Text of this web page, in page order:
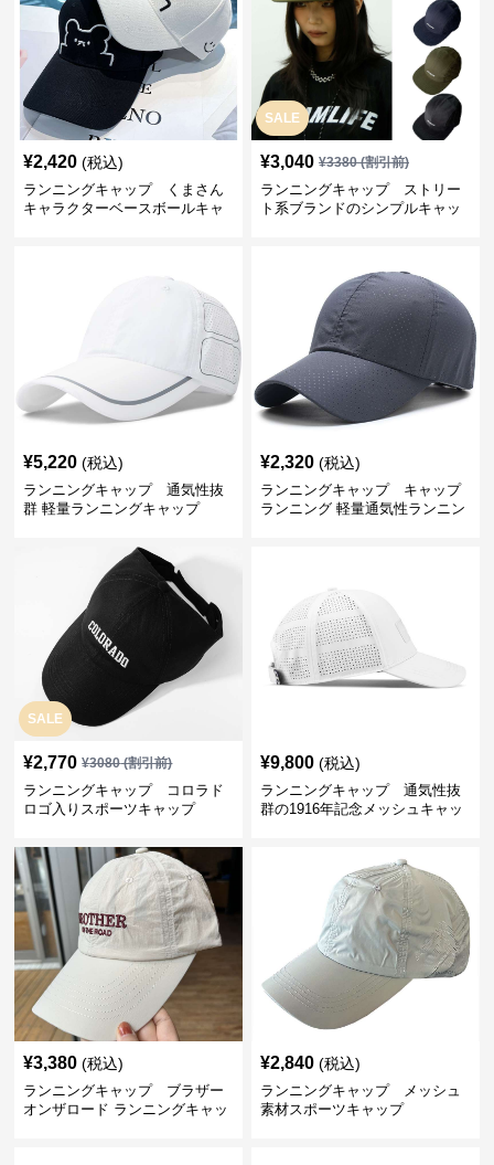
¥2,420 (税込)
ランニングキャップ くまさん
キャラクターベースボールキャ
SALE
¥3,040 ¥3380(割引前)
ランニングキャップ ストリー
ト系ブランドのシンプルキャッ
¥5,220 (税込)
ランニングキャップ 通気性抜
群 軽量ランニングキャップ
¥2,320 (税込)
ランニングキャップ キャップ
ランニング 軽量通気性ランニン
SALE
¥2,770 ¥3080(割引前)
ランニングキャップ コロラド
ロゴ入りスポーツキャップ
¥9,800 (税込)
ランニングキャップ 通気性抜
群の1916年記念メッシュキャッ
¥3,380 (税込)
ランニングキャップ ブラザー
オンザロード ランニングキャッ
¥2,840 (税込)
ランニングキャップ メッシュ
素材スポーツキャップ